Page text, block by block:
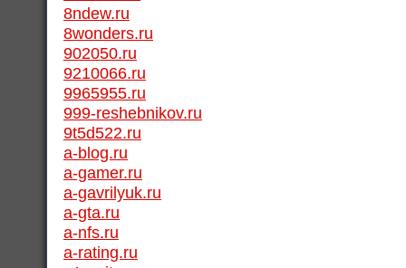
8ndew.ru
8wonders.ru
902050.ru
9210066.ru
9965955.ru
999-reshebnikov.ru
9t5d522.ru
a-blog.ru
a-gamer.ru
a-gavrilyuk.ru
a-gta.ru
a-nfs.ru
a-rating.ru